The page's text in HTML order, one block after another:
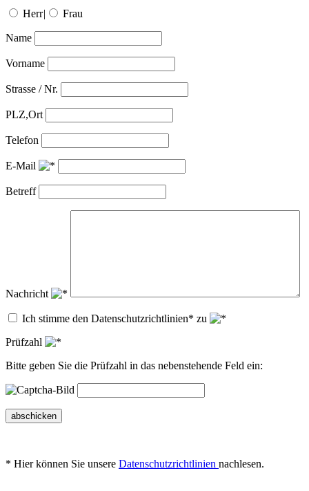
Herr| Frau
Name
Vorname
Strasse / Nr.
PLZ,Ort
Telefon
E-Mail
Betreff
Nachricht
Ich stimme den Datenschutzrichtlinien* zu
Prüfzahl
Bitte geben Sie die Prüfzahl in das nebenstehende Feld ein:
abschicken
* Hier können Sie unsere Datenschutzrichtlinien nachlesen.